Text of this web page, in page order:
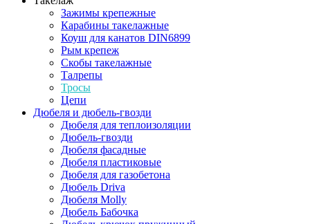
Зажимы крепежные
Карабины такелажные
Коуш для канатов DIN6899
Рым крепеж
Скобы такелажные
Талрепы
Тросы
Цепи
Дюбеля и дюбель-гвозди
Дюбеля для теплоизоляции
Дюбель-гвозди
Дюбеля фасадные
Дюбеля пластиковые
Дюбеля для газобетона
Дюбель Driva
Дюбеля Molly
Дюбель Бабочка